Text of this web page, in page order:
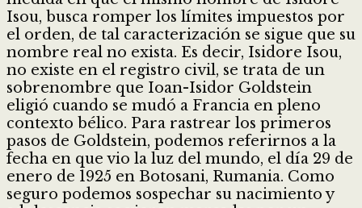
Isou, busca romper los límites impuestos por
el orden, de tal caracterización se sigue que su
nombre real no exista. Es decir, Isidore Isou,
no existe en el registro civil, se trata de un
sobrenombre que Ioan-Isidor Goldstein
eligió cuando se mudó a Francia en pleno
contexto bélico. Para rastrear los primeros
pasos de Goldstein, podemos referirnos a la
fecha en que vio la luz del mundo, el día 29 de
enero de 1925 en Botosani, Rumania. Como
seguro podemos sospechar su nacimiento y